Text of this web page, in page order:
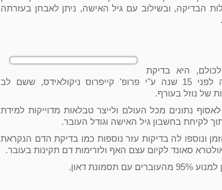
הבדיקה, ובשילוב עם גיל האישה, ניתן לאבחן בעזרתה
היא בדיקת
השקיפות העורפית. הבדיקה פורסמה לפני 15 שנה ע"י פרופ' קייפרוס ניקולאידס, ששם לב
של נוזל בעורף.
נתונים מכל העולם ולייצר טבלאות מדוייקות למידת
לקיחת בחשבון גיל האישה וגודל העובר.
ונוספו לה בדיקות עזר נוספות כמו בדיקת הדם הנקראת
סאונד לקיום עצם האף ולזרימות דם תקינות בעובר.
דאון.